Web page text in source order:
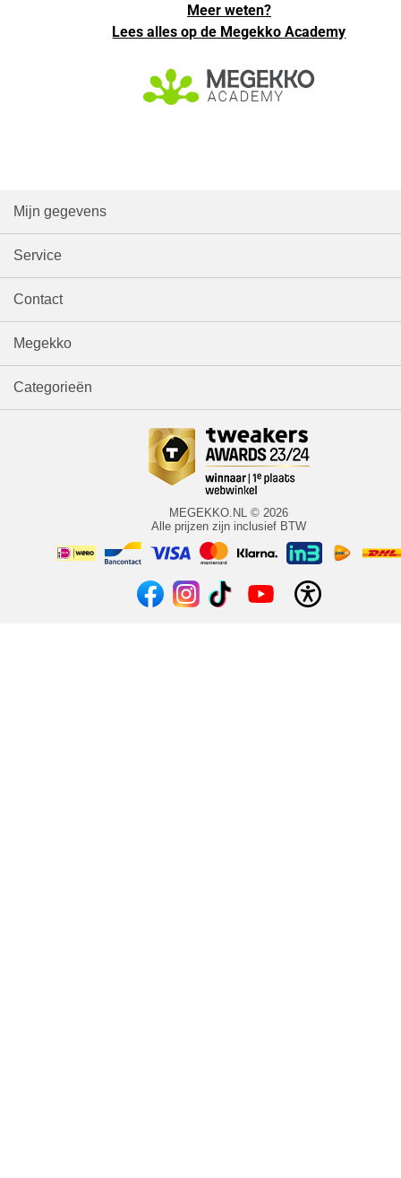
Meer weten?
Lees alles op de Megekko Academy
Mijn gegevens
Service
Contact
Megekko
Categorieën
MEGEKKO.NL © 2026
Alle prijzen zijn inclusief BTW